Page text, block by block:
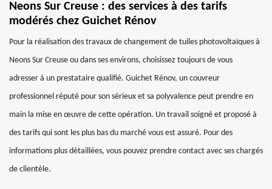
Neons Sur Creuse : des services à des tarifs
modérés chez Guichet Rénov
Pour la réalisation des travaux de changement de tuiles photovoltaïques à
Neons Sur Creuse ou dans ses environs, choisissez toujours de vous
adresser à un prestataire qualifié. Guichet Rénov, un couvreur
professionnel réputé pour son sérieux et sa polyvalence peut prendre en
main la mise en œuvre de cette opération. Un travail soigné et proposé à
des tarifs qui sont les plus bas du marché vous est assuré. Pour des
informations plus détaillées, vous pouvez prendre contact avec ses chargés
de clientèle.